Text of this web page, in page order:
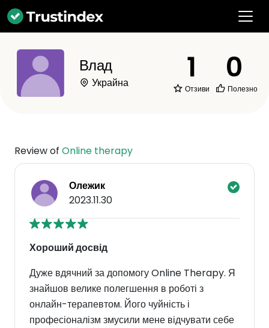
Влад
Украйна 1
Отзиви
0
Полезно
Review of Online therapy
Олежик
2023.11.30
Хороший досвід
Дуже вдячний за допомогу Online Therapy. Я
знайшов велике полегшення в роботі з
онлайн-терапевтом. Його чуйність і
професіоналізм змусили мене відчувати себе